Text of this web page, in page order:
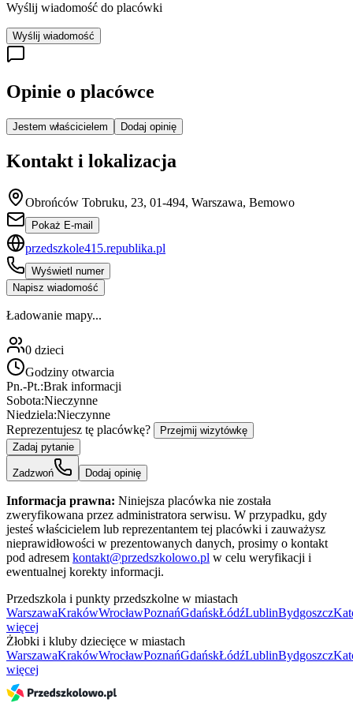
Wyślij wiadomość do placówki
Wyślij wiadomość
Opinie o placówce
Jestem właścicielem Dodaj opinię
Kontakt i lokalizacja
Obrońców Tobruku, 23, 01-494, Warszawa, Bemowo
Pokaż E-mail
przedszkole415.republika.pl
Wyświetl numer
Napisz wiadomość
Ładowanie mapy...
0 dzieci
Godziny otwarcia
Pn.-Pt.:Brak informacji
Sobota:Nieczynne
Niedziela:Nieczynne
Reprezentujesz tę placówkę?
Przejmij wizytówkę
Zadaj pytanie
Zadzwoń Dodaj opinię
Informacja prawna: Niniejsza placówka nie została
zweryfikowana przez administratora serwisu. W przypadku, gdy
jesteś właścicielem lub reprezentantem tej placówki i zauważysz
nieprawidłowości w prezentowanych danych, prosimy o kontakt
pod adresem kontakt@przedszkolowo.pl w celu weryfikacji i
ewentualnej korekty informacji.
Przedszkola i punkty przedszkolne w miastach
WarszawaKrakówWrocławPoznańGdańskŁódźLublinBydgoszcz
więcej
Żłobki i kluby dziecięce w miastach
WarszawaKrakówWrocławPoznańGdańskŁódźLublinBydgoszcz
więcej